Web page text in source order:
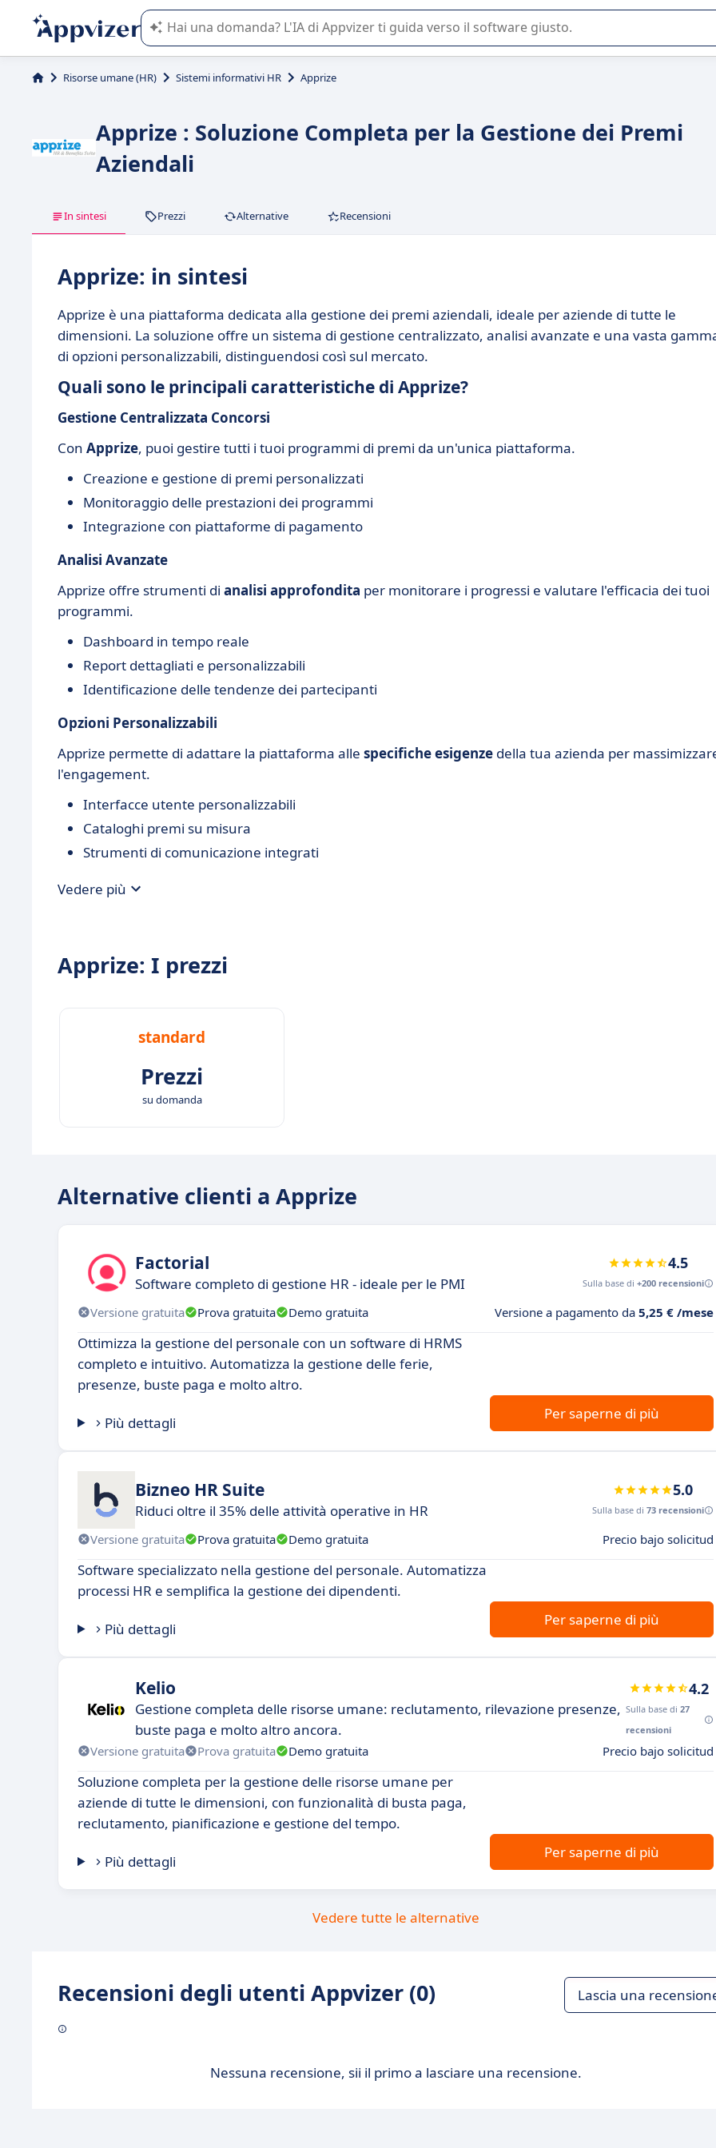
L'IA di Appvizer vi guida nell'utilizzo o nella scelta di un software SaaS per la vostra azienda.
Risorse umane (HR) Sistemi informativi HR Apprize
Apprize : Soluzione Completa per la Gestione dei Premi
Aziendali
In sintesi Prezzi Alternative Recensioni
Apprize: in sintesi
Apprize è una piattaforma dedicata alla gestione dei premi aziendali, ideale per aziende di tutte le
dimensioni. La soluzione offre un sistema di gestione centralizzato, analisi avanzate e una vasta
di opzioni personalizzabili, distinguendosi così sul mercato.
Quali sono le principali caratteristiche di Apprize?
Gestione Centralizzata Concorsi
Con Apprize, puoi gestire tutti i tuoi programmi di premi da un'unica piattaforma.
Creazione e gestione di premi personalizzati
Monitoraggio delle prestazioni dei programmi
Integrazione con piattaforme di pagamento
Analisi Avanzate
Apprize offre strumenti di analisi approfondita per monitorare i progressi e valutare l'efficacia dei tuoi
programmi.
Dashboard in tempo reale
Report dettagliati e personalizzabili
Identificazione delle tendenze dei partecipanti
Opzioni Personalizzabili
Apprize permette di adattare la piattaforma alle specifiche esigenze della tua azienda per
l'engagement.
Interfacce utente personalizzabili
Cataloghi premi su misura
Strumenti di comunicazione integrati
Vedere più
Apprize: I prezzi
standard
Prezzi
su domanda
Alternative clienti a Apprize
Factorial
Software completo di gestione HR - ideale per le PMI
4.5
Sulla base di +200 recensioni
Versione gratuita Prova gratuita Demo gratuita Versione a pagamento da 5,25 € /mese
Ottimizza la gestione del personale con un software di HRMS
completo e intuitivo. Automatizza la gestione delle ferie,
presenze, buste paga e molto altro.
Più dettagli
Per saperne di più
Bizneo HR Suite
Riduci oltre il 35% delle attività operative in HR
5.0
Sulla base di 73 recensioni
Versione gratuita Prova gratuita Demo gratuita Precio bajo solicitud
Software specializzato nella gestione del personale. Automatizza
processi HR e semplifica la gestione dei dipendenti.
Più dettagli
Per saperne di più
Kelio
Gestione completa delle risorse umane: reclutamento, rilevazione presenze,
buste paga e molto altro ancora.
4.2
Sulla base di 27
recensioni
Versione gratuita Prova gratuita Demo gratuita Precio bajo solicitud
Soluzione completa per la gestione delle risorse umane per
aziende di tutte le dimensioni, con funzionalità di busta paga,
reclutamento, pianificazione e gestione del tempo.
Più dettagli
Per saperne di più
Vedere tutte le alternative
Recensioni degli utenti Appvizer (0) Lascia una
Nessuna recensione, sii il primo a lasciare una recensione.